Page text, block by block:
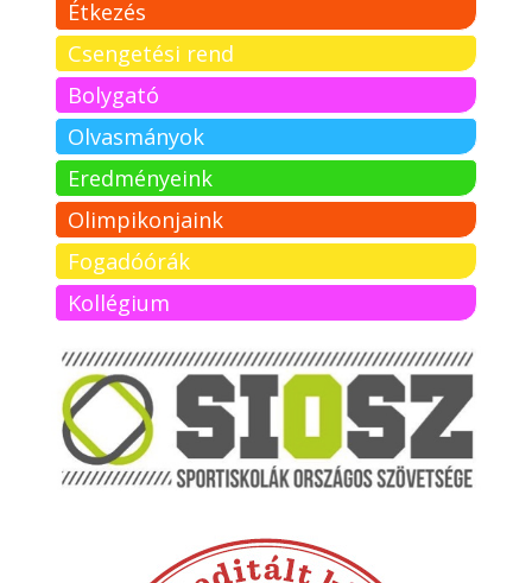
Étkezés
Csengetési rend
Bolygató
Olvasmányok
Eredményeink
Olimpikonjaink
Fogadóórák
Kollégium